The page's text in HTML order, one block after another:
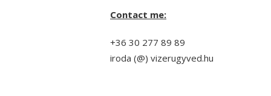
Contact me:
+36 30 277 89 89
iroda (@) vizerugyved.hu